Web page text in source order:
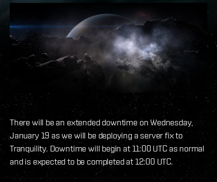
There will be an extended downtime on Wednesday,
January 19 as we will be deploying a server fix to
Tranquility. Downtime will begin at 11:00 UTC as normal
and is expected to be completed at 12:00 UTC.